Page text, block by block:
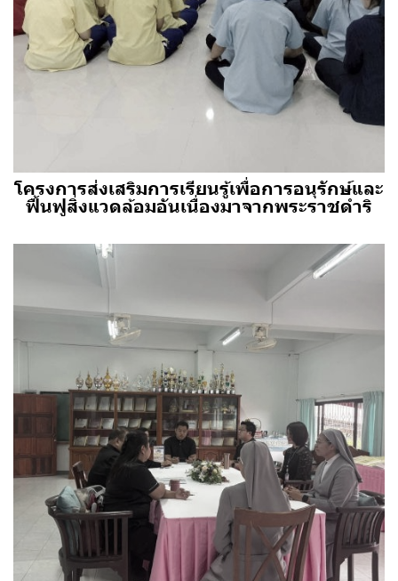
โครงการส่งเสริมการเรียนรู้เพื่อการอนุรักษ์และ
ฟื้นฟูสิ่งแวดล้อมอันเนื่องมาจากพระราชดำริ